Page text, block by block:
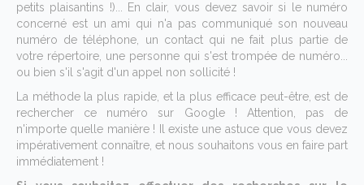
petits plaisantins !)... En clair, vous devez savoir si le numéro
concerné est un ami qui n'a pas communiqué son nouveau
numéro de téléphone, un contact qui ne fait plus partie de
votre répertoire, une personne qui s'est trompée de numéro...
ou bien s'il s'agit d'un appel non sollicité !
La méthode la plus rapide, et la plus efficace peut-être, est de
rechercher ce numéro sur Google ! Attention, pas de
n'importe quelle manière ! Il existe une astuce que vous devez
impérativement connaître, et nous souhaitons vous en faire part
immédiatement !